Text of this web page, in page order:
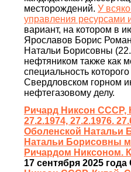
месторождений. У
управления ресурсами
вариант, на котором в
Ярославов Борис
Натальи Борисовны
нефтяником также как
специальность
Свердловском горном
нефтегазовому делу.
Ричард Никсон СССР,
27.2.1974, 27.2.1976.
Оболенской Натальи
Натальи Борисовны
Ричардом Никсоном.
17 сентября 2025